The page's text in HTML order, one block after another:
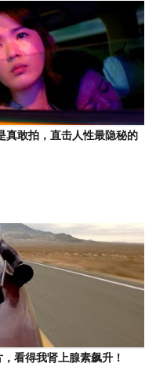
真敢拍，直击人性最隐秘的
看得我肾上腺素飙升！